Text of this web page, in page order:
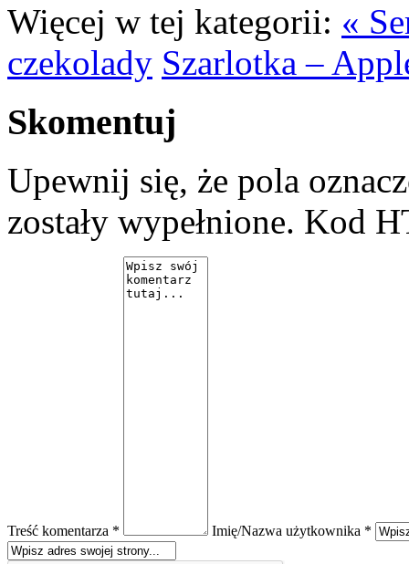
Więcej w tej kategorii: «
czekolady Szarlotka –
Skomentuj
Upewnij się, że pola
zostały wypełnione. Kod
Treść komentarza * Imię/Nazwa użytkownika *